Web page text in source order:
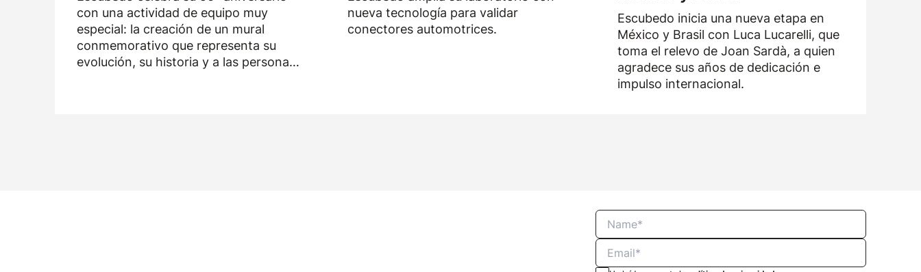
con una actividad de equipo muy
especial: la creación de un mural
conmemorativo que representa su
evolución, su historia y a las personas
nueva tecnología para validar
conectores automotrices.
Escubedo inicia una nueva etapa en
México y Brasil con Luca Lucarelli, que
toma el relevo de Joan Sardà, a quien
agradece sus años de dedicación e
impulso internacional.